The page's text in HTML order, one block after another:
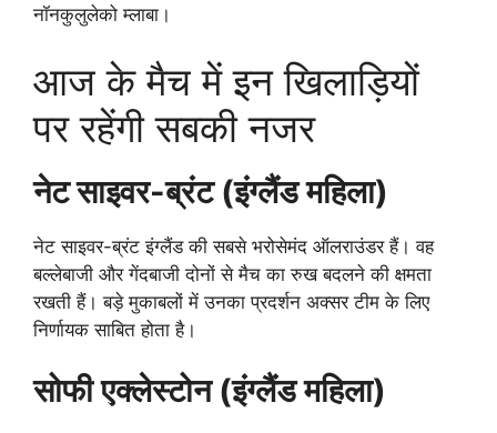
नॉनकुलुलेको म्लाबा।
आज के मैच में इन खिलाड़ियों
पर रहेंगी सबकी नजर
नेट साइवर-ब्रंट (इंग्लैंड महिला)
नेट साइवर-ब्रंट इंग्लैंड की सबसे भरोसेमंद ऑलराउंडर हैं। वह
बल्लेबाजी और गेंदबाजी दोनों से मैच का रुख बदलने की क्षमता
रखती हैं। बड़े मुकाबलों में उनका प्रदर्शन अक्सर टीम के लिए
निर्णायक साबित होता है।
सोफी एक्लेस्टोन (इंग्लैंड महिला)